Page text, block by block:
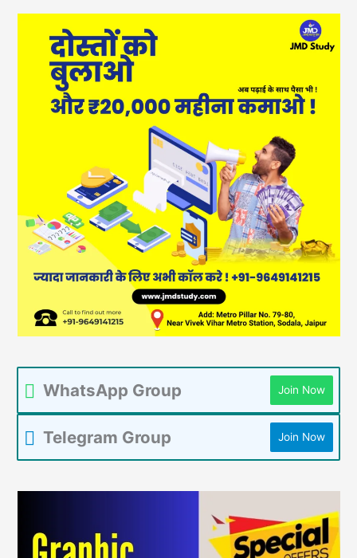
WhatsApp Group Join Now
Telegram Group Join Now